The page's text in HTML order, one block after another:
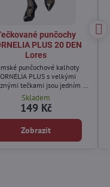
punčochy
PLUS 20 DEN
Lores
punčochové kalhoty
PLUS s velkými
tečkami jsou jedním z
doplňků této sezóny.
Skladem
149 Kč
Zobrazit